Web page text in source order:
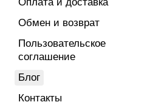
Обмен и возврат
Пользовательское
соглашение
Блог
Контакты